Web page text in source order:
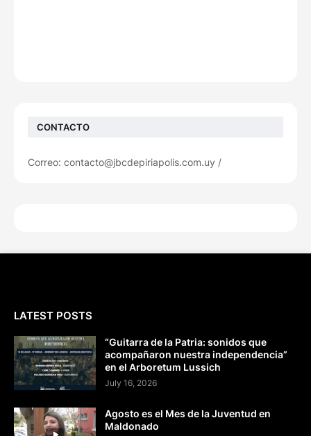
CONTACTO
Correo: contacto@jbcdepiriapolis.com.uy /
LATEST POSTS
“Guitarra de la Patria: sonidos que
acompañaron nuestra independencia”
en el Arboretum Lussich
July 16, 2026
Agosto es el Mes de la Juventud en
Maldonado